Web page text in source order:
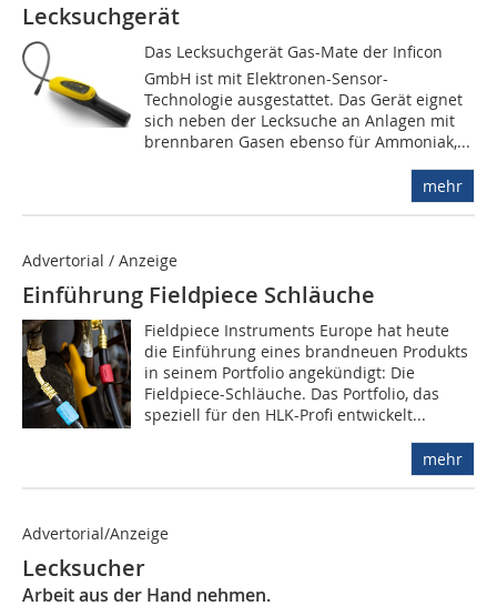
Lecksuchgerät
Das Lecksuchgerät Gas-Mate der Inficon
GmbH ist mit Elektronen-Sensor-
Technologie ausgestattet. Das Gerät eignet
sich neben der Lecksuche an Anlagen mit
brennbaren Gasen ebenso für Ammoniak,...
mehr
Advertorial / Anzeige
Einführung Fieldpiece Schläuche
Fieldpiece Instruments Europe hat heute
die Einführung eines brandneuen Produkts
in seinem Portfolio angekündigt: Die
Fieldpiece-Schläuche. Das Portfolio, das
speziell für den HLK-Profi entwickelt...
mehr
Advertorial/Anzeige
Lecksucher
Arbeit aus der Hand nehmen.